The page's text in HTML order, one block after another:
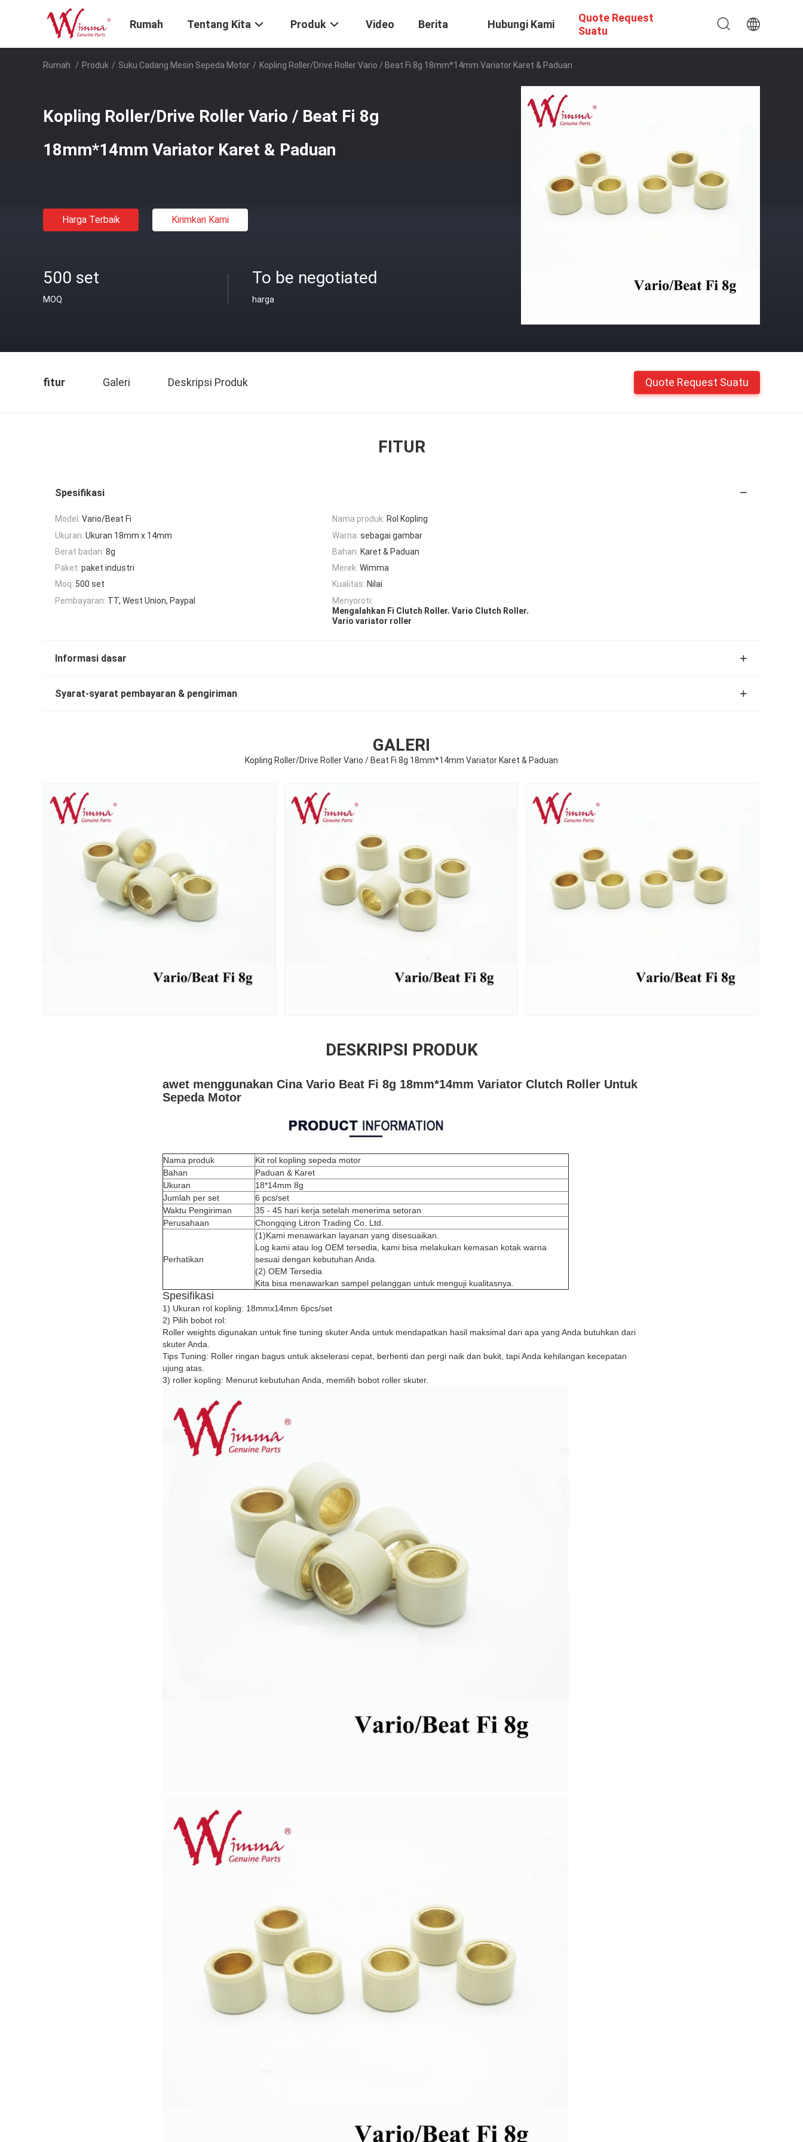
Rumah Tentang Kita Produk Video Berita Hubungi Kami
Quote Request
Suatu
Rumah / Produk / Suku Cadang Mesin Sepeda Motor / Kopling Roller/Drive Roller Vario / Beat Fi 8g 18mm*14mm Variator Karet & Paduan
Kopling Roller/Drive Roller Vario / Beat Fi 8g
18mm*14mm Variator Karet & Paduan
Harga Terbaik Kirimkan Kami
500 set
MOQ
To be negotiated
harga
fitur Galeri Deskripsi Produk Quote Request Suatu
FITUR
Spesifikasi
Model: Vario/Beat Fi Nama produk: Rol Kopling
Ukuran: Ukuran 18mm x 14mm Warna: sebagai gambar
Berat badan: 8g Bahan: Karet & Paduan
Paket: paket industri Merek: Wimma
Moq: 500 set Kualitas: Nilai
Pembayaran: TT, West Union, Paypal
Menyoroti:
Mengalahkan Fi Clutch Roller, Vario Clutch Roller,
Vario variator roller
Informasi dasar
Syarat-syarat pembayaran & pengiriman
GALERI
Kopling Roller/Drive Roller Vario / Beat Fi 8g 18mm*14mm Variator Karet & Paduan
DESKRIPSI PRODUK
awet menggunakan Cina Vario Beat Fi 8g 18mm*14mm Variator Clutch Roller Untuk
Sepeda Motor
Nama produk
Kit rol kopling sepeda motor
Bahan
Paduan & Karet
Ukuran
18*14mm 8g
Jumlah per set
6 pcs/set
Waktu Pengiriman
35 - 45 hari kerja setelah menerima setoran
Perusahaan
Chongqing Litron Trading Co. Ltd.
Perhatikan
(1)Kami menawarkan layanan yang disesuaikan.
Log kami atau log OEM tersedia, kami bisa melakukan kemasan kotak warna
sesuai dengan kebutuhan Anda.
(2) OEM Tersedia
Kita bisa menawarkan sampel pelanggan untuk menguji kualitasnya.
Spesifikasi
1) Ukuran rol kopling: 18mmx14mm 6pcs/set
2) Pilih bobot rol:
Roller weights digunakan untuk fine tuning skuter Anda untuk mendapatkan hasil maksimal dari apa yang Anda butuhkan dari
skuter Anda.
Tips Tuning: Roller ringan bagus untuk akselerasi cepat, berhenti dan pergi naik dan bukit, tapi Anda kehilangan kecepatan
ujung atas.
3) roller kopling: Menurut kebutuhan Anda, memilih bobot roller skuter.